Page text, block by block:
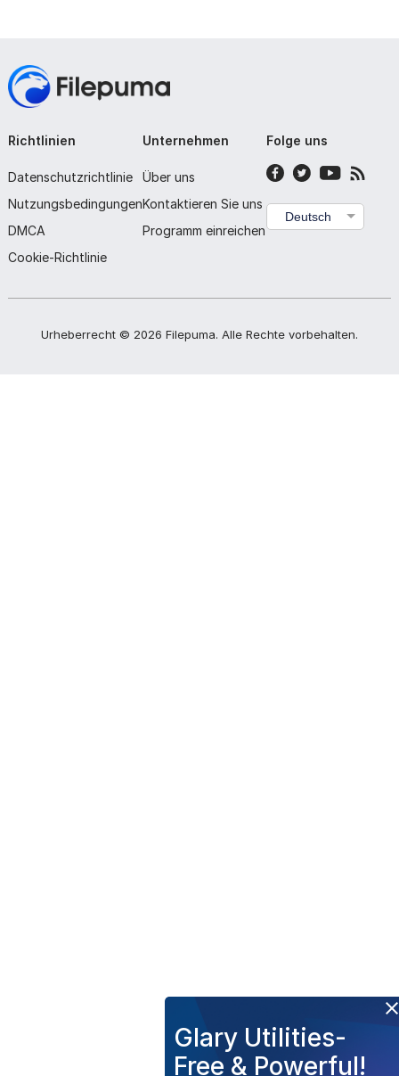
Glary Utilities-
Free & Powerful!
Richtlinien
Datenschutzrichtlinie
Nutzungsbedingungen
DMCA
Cookie-Richtlinie
Unternehmen
Über uns
Kontaktieren Sie uns
Programm einreichen
Folge uns
Deutsch
Urheberrecht © 2026 Filepuma. Alle Rechte vorbehalten.